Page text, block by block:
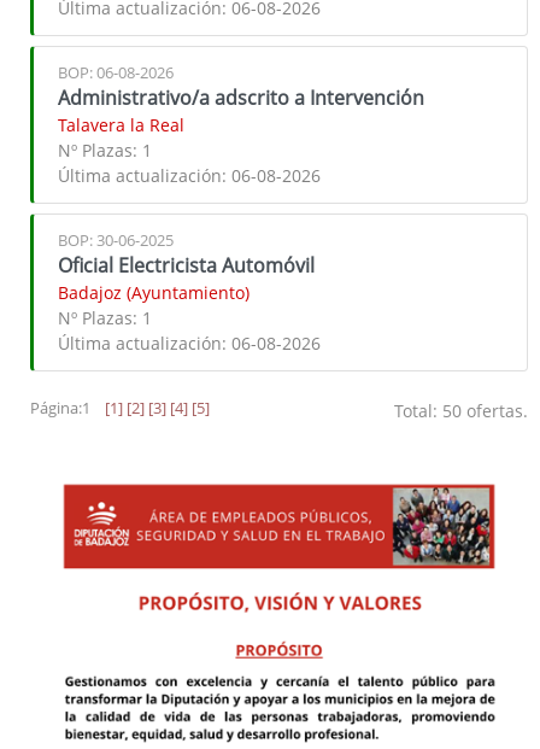
Última actualización: 06-08-2026
BOP: 06-08-2026
Administrativo/a adscrito a Intervención
Talavera la Real
Nº Plazas: 1
Última actualización: 06-08-2026
BOP: 30-06-2025
Oficial Electricista Automóvil
Badajoz (Ayuntamiento)
Nº Plazas: 1
Última actualización: 06-08-2026
Página:1 [1] [2] [3] [4] [5] Total: 50 ofertas.